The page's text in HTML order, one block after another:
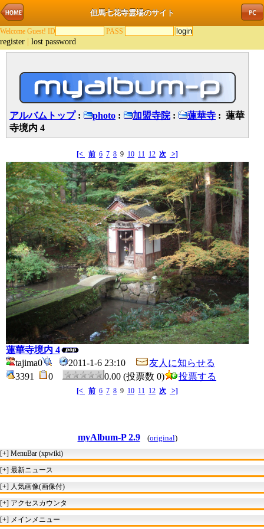
但馬七花寺霊場のサイト
Welcome Guest! ID PASS
register lost password
アルバムトップ: photo : 加盟寺院: 蓮華寺 : 蓮華
寺境内 4
[< 前 6 7 8 9 10 11 12 次 >]
蓮華寺境内 4
tajima0
2011-1-6 23:10
友人に知らせる
3391
0 0.00 (投票数 0) 投票する
[< 前 6 7 8 9 10 11 12 次 >]
myAlbum-P 2.9 (original)
[+] MenuBar (xpwiki)
[+] 最新ニュース
[+] 人気画像(画像付)
[+] アクセスカウンタ
[+] メインメニュー